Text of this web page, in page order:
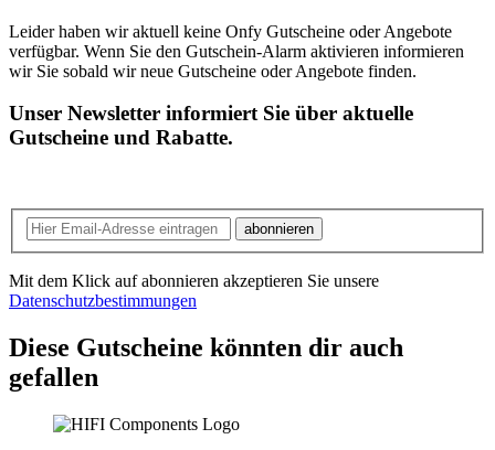
Leider haben wir aktuell keine Onfy Gutscheine oder Angebote
verfügbar. Wenn Sie den Gutschein-Alarm aktivieren informieren
wir Sie sobald wir neue Gutscheine oder Angebote finden.
Unser Newsletter informiert Sie über aktuelle
Gutscheine und Rabatte.
abonnieren
Mit dem Klick auf abonnieren akzeptieren Sie unsere
Datenschutzbestimmungen
Diese Gutscheine könnten dir auch
gefallen